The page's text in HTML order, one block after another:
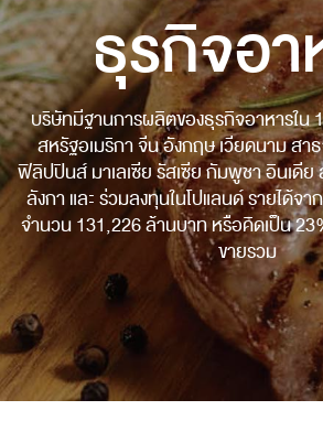
ธุรกิจอา
บริษัทมีฐานการผลิตของธุรกิจอาหารใน
สหรัฐอเมริกา จีน อังกฤษ เวียดนาม สา
ฟิลิปปินส์ มาเลเซีย รัสเซีย กัมพูชา อินเดีย
ลังกา และ ร่วมลงทุนในโปแลนด์ รายได้จ
จำนวน 131,226 ล้านบาท หรือคิดเป็น
ขายรวม